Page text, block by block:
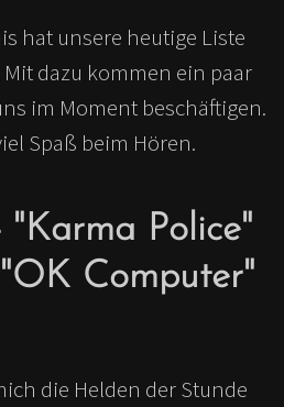
hat unsere heutige Liste
dazu kommen ein paar
im Moment beschäftigen.
Spaß beim Hören.
"Karma Police"
Computer"
die Helden der Stunde